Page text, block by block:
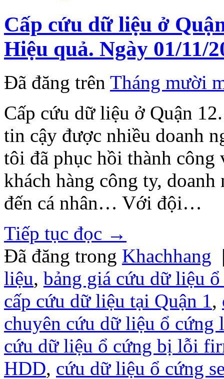
Cấp cứu dữ liệu ở
Hiệu quả. Ngày 01/11/
Đã đăng trên Tháng mười
Cấp cứu dữ liệu ở Quận
tin cậy được nhiều doanh
tôi đã phục hồi thành công
khách hàng công ty,
đến cá nhân… Với đội…
Tiếp tục đọc →
Đã đăng trong Khachhang
liệu, bảng giá cứu dữ liệu
cấp cứu dữ liệu tại Quận 1,
chuyên cứu dữ liệu ổ cứng
cứu dữ liệu ổ cứng bị lỗi
HDD, cứu dữ liệu ổ cứng